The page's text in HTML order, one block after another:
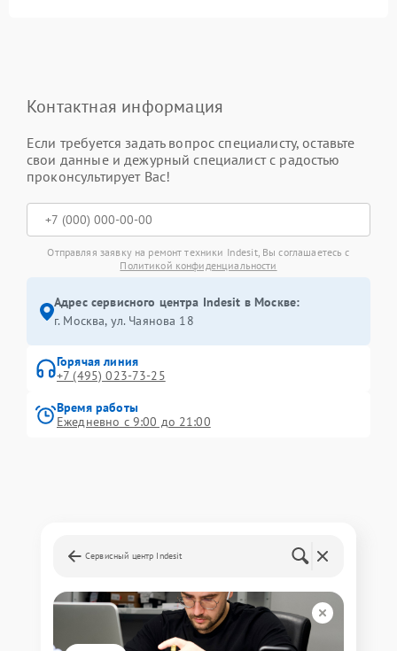
Контактная информация
Если требуется задать вопрос специалисту, оставьте
свои данные и дежурный специалист с радостью
проконсультирует Вас!
Отправляя заявку на ремонт техники Indesit, Вы соглашаетесь с
Политикой конфиденциальности
Адрес сервисного центра Indesit в Москве:
г. Москва, ул. Чаянова 18
Горячая линия
+7 (495) 023-73-25
Время работы
Ежедневно с 9:00 до 21:00
Сервисный центр Indesit